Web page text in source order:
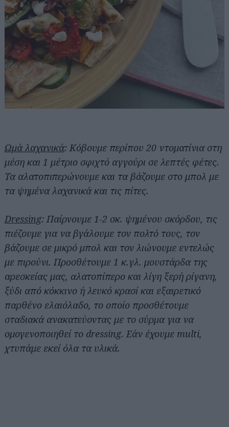
Ωμά λαχανικά: Κόβουμε περίπου 20 ντοματίνια στη
μέση και 1 μέτριο σφιχτό αγγούρι σε λεπτές φέτες.
Τα αλατοπιπερώνουμε και τα βάζουμε στο μπολ με
τα ψημένα λαχανικά και τις πίτες.
Dressing: Παίρνουμε 1-2 σκ. ψημένου σκόρδου, τις
πιέζουμε για να βγάλουμε τον πολτό τους, τον
βάζουμε σε μικρό μπολ και τον λιώνουμε εντελώς
με πιρούνι. Προσθέτουμε 1 κ.γλ. μουστάρδα της
αρεσκείας μας, αλατοπίπερο και λίγη ξερή ρίγανη,
ξύδι από κόκκινο ή λευκό κρασί και εξαιρετικό
παρθένο ελαιόλαδο, το οποίο προσθέτουμε
σταδιακά ανακατεύοντας με το σύρμα για να
ομογενοποιηθεί το dressing. Εάν έχουμε multi,
χτυπάμε εκεί όλα τα υλικά.